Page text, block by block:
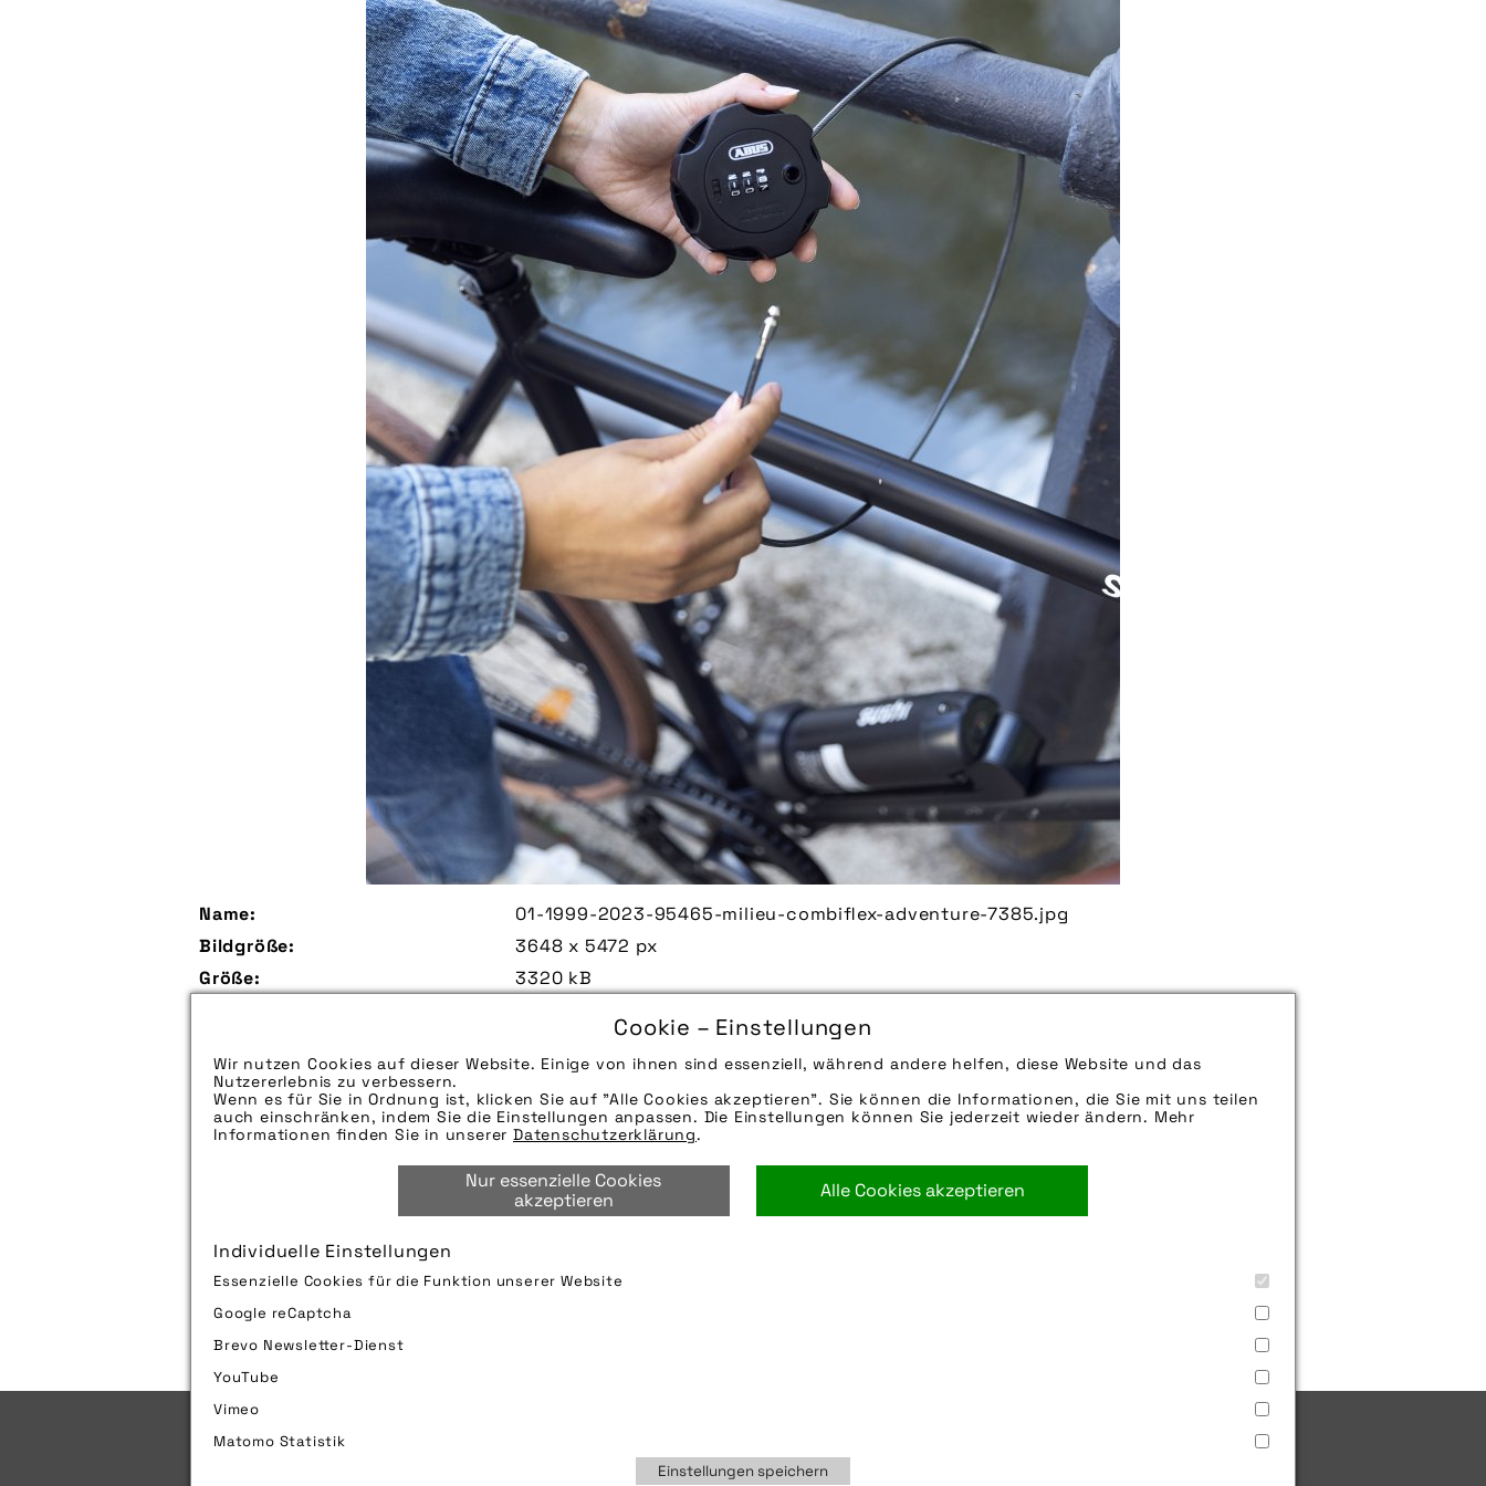
Cookie – Einstellungen
Wir nutzen Cookies auf dieser Website. Einige von ihnen sind essenziell, während andere helfen, diese Website und das
Nutzererlebnis zu verbessern.
Wenn es für Sie in Ordnung ist, klicken Sie auf "Alle Cookies akzeptieren". Sie können die Informationen, die Sie mit uns teilen
auch einschränken, indem Sie die Einstellungen anpassen. Die Einstellungen können Sie jederzeit wieder ändern. Mehr
Informationen finden Sie in unsererDatenschutzerklärung.
Nur essenzielle Cookies
akzeptieren
Alle Cookies akzeptieren
Individuelle Einstellungen
Essenzielle Cookies für die Funktion unserer Website
Google reCaptcha
Brevo Newsletter-Dienst
YouTube
Vimeo
Matomo Statistik
Einstellungen speichern
Name:
01-1999-2023-95465-milieu-combiflex-adventure-7385.jpg
Bildgröße:
3648 x 5472 px
Größe:
3320 kB
Die Bildunterschrift wird in Bälde eingefügt. Sie können uns aber gern auch per E-
Mail oder Telefon kontaktieren, wir helfen gerne weiter.
Zu verwendender Bildnachweis:
Quelle/Source [´www.abus.de | pd-f´]
Technik-Info:
Hinweise zur weiteren Recherche:
Hersteller: Abus
schloss,sicherheit
Bild downloaden